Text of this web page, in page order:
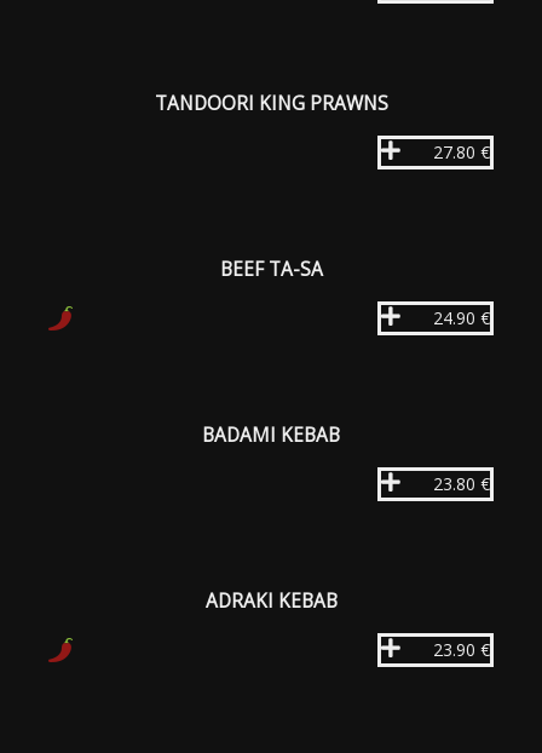
TANDOORI KING PRAWNS
27.80 €
BEEF TA-SA
24.90 €
BADAMI KEBAB
23.80 €
ADRAKI KEBAB
23.90 €